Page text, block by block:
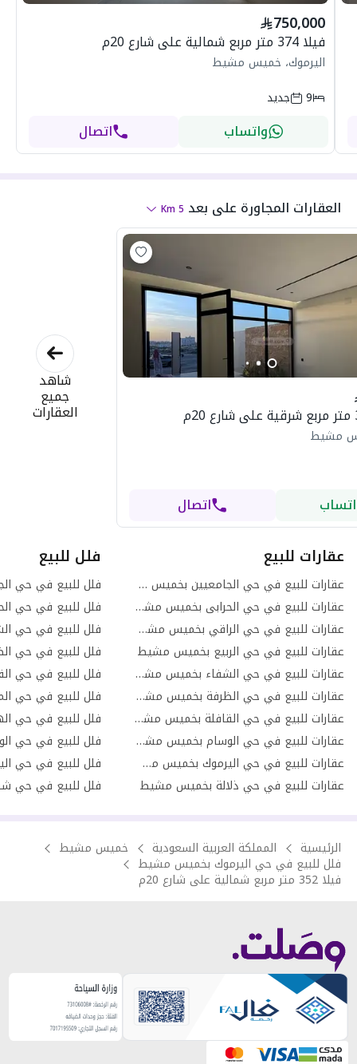
750,000
فيلا 374 متر مربع شمالية على شارع 20م
اليرموك، خميس مشيط
9
جديد
واتساب اتصال
العقارات المجاورة على بعد 5
Km
مشيط
اتصال
شاهد
جميع
العقارات
عقارات للبيع
عقارات للبيع في حي الجامعيين بخميس مشيط
عقارات للبيع في حي الحرابى بخميس مشيط
عقارات للبيع في حي الراقي بخميس مشيط
عقارات للبيع في حي الربيع بخميس مشيط
عقارات للبيع في حي الشفاء بخميس مشيط
عقارات للبيع في حي الظرفة بخميس مشيط
عقارات للبيع في حي القافلة بخميس مشيط
عقارات للبيع في حي الوسام بخميس مشيط
عقارات للبيع في حي اليرموك بخميس مشيط
عقارات للبيع في حي ذلالة بخميس مشيط
فلل للبيع
فلل للبيع في حي
فلل للبيع في حي
فلل للبيع في حي
فلل للبيع في حي
فلل للبيع في حي
فلل للبيع في حي
فلل للبيع في حي
فلل للبيع في حي
الرئيسية المملكة العربية السعودية خميس مشيط
فلل للبيع في حي اليرموك بخميس مشيط
فيلا 352 متر مربع شمالية على شارع 20م